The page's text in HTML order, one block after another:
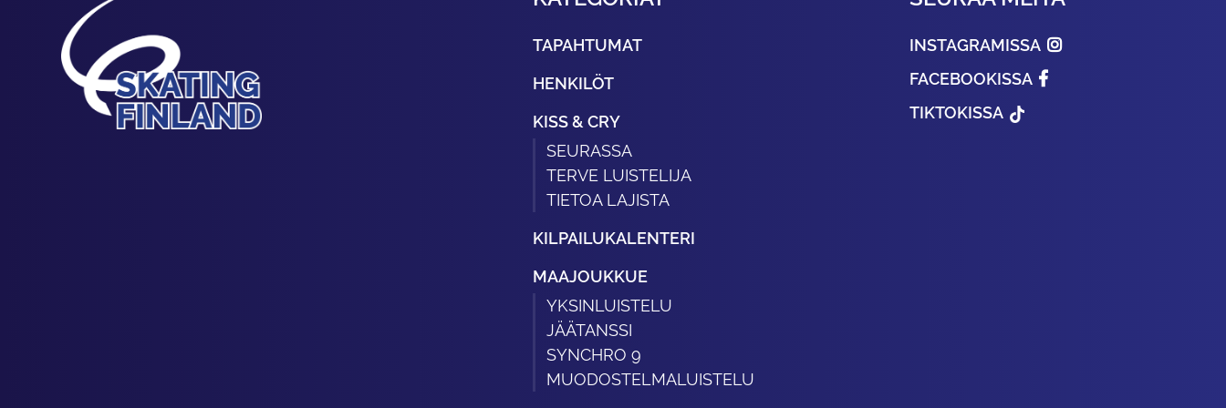
TAPAHTUMAT
HENKILÖT
KISS & CRY
SEURASSA
TERVE LUISTELIJA
TIETOA LAJISTA
KILPAILUKALENTERI
MAAJOUKKUE
YKSINLUISTELU
JÄÄTANSSI
SYNCHRO 9
MUODOSTELMALUISTELU
INSTAGRAMISSA
FACEBOOKISSA
TIKTOKISSA